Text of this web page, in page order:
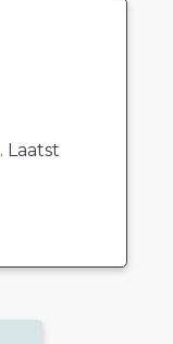
. Laatst